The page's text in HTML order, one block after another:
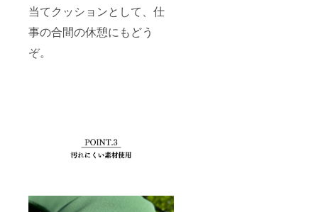
当てクッションとして、仕
事の合間の休憩にもどう
ぞ。